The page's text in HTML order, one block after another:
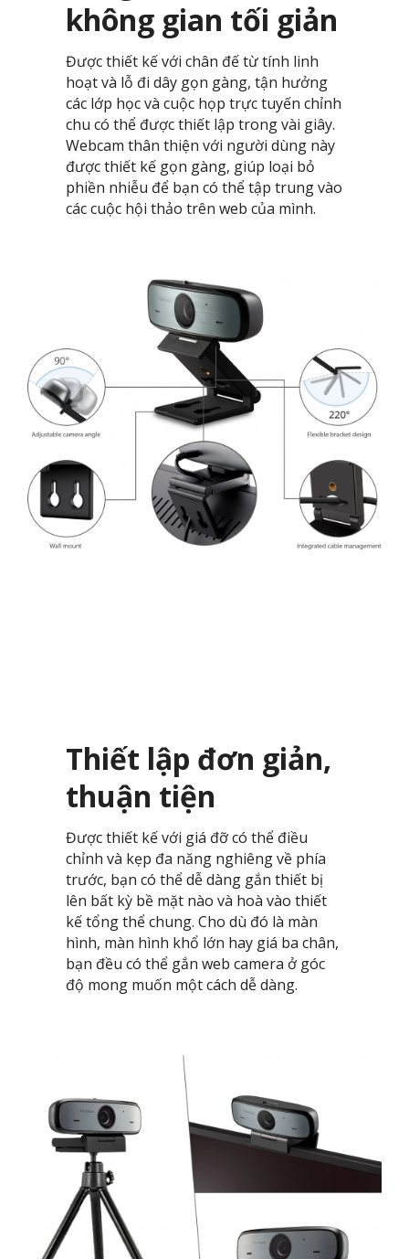
không gian tối giản
Được thiết kế với chân đế từ tính linh
hoạt và lỗ đi dây gọn gàng, tận hưởng
các lớp học và cuộc họp trực tuyến chỉnh
chu có thể được thiết lập trong vài giây.
Webcam thân thiện với người dùng này
được thiết kế gọn gàng, giúp loại bỏ
phiền nhiễu để bạn có thể tập trung vào
các cuộc hội thảo trên web của mình.​
Thiết lập đơn giản,
thuận tiện
Được thiết kế với giá đỡ có thể điều
chỉnh và kẹp đa năng nghiêng về phía
trước, bạn có thể dễ dàng gắn thiết bị
lên bất kỳ bề mặt nào và hoà vào thiết
kế tổng thể chung. Cho dù đó là màn
hình, màn hình khổ lớn hay giá ba chân,
bạn đều có thể gắn web camera ở góc
độ mong muốn một cách dễ dàng.​